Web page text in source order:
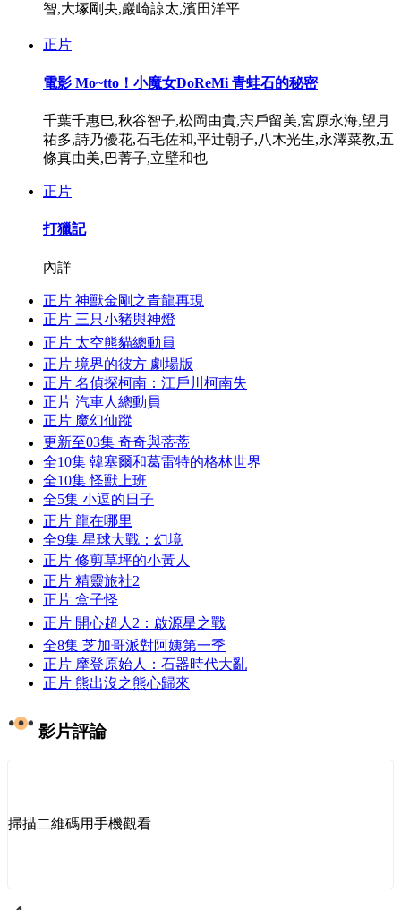
智,大塚剛央,巖崎諒太,濱田洋平
正片
電影 Mo~tto！小魔女DoReMi 青蛙石的秘密
千葉千惠巳,秋谷智子,松岡由貴,宍戶留美,宮原永海,望月
祐多,詩乃優花,石毛佐和,平辻朝子,八木光生,永澤菜教,五
條真由美,巴菁子,立壁和也
正片
打獵記
內詳
正片 神獸金剛之青龍再現
正片 三只小豬與神燈
正片 太空熊貓總動員
正片 境界的彼方 劇場版
正片 名偵探柯南：江戶川柯南失
正片 汽車人總動員
正片 魔幻仙蹤
更新至03集 奇奇與蒂蒂
全10集 韓塞爾和葛雷特的格林世界
全10集怪獸上班
全5集 小逗的日子
正片 龍在哪里
全9集 星球大戰：幻境
正片 修剪草坪的小黃人
正片 精靈旅社2
正片 盒子怪
正片 開心超人2：啟源星之戰
全8集 芝加哥派對阿姨第一季
正片 摩登原始人：石器時代大亂
正片 熊出沒之熊心歸來
影片評論
掃描二維碼用手機觀看